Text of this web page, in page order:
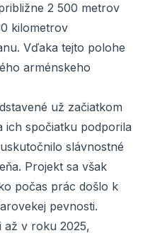
2 500 metrov
kilometrov
Vďaka tejto polohe
arménskeho
už začiatkom
ich spočiatku podporila
slávnostné
Projekt sa však
počas prác došlo k
pevnosti.
až v roku 2025,